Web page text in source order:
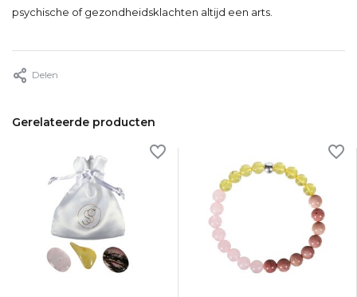
psychische of gezondheidsklachten altijd een arts.
Delen
Gerelateerde producten